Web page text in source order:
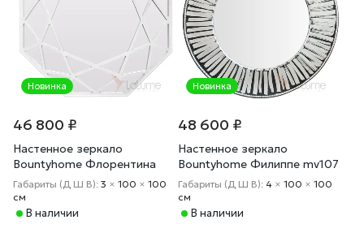
Новинка
46 800 ₽
Настенное зеркало
Bountyhome Флорентина
mv289-white
Габариты (Д Ш В): 3 × 100 × 100
cм
В наличии
Новинка
48 600 ₽
Настенное зеркало
Bountyhome Филиппе mv107
Габариты (Д Ш В): 4 × 100 × 100
cм
В наличии